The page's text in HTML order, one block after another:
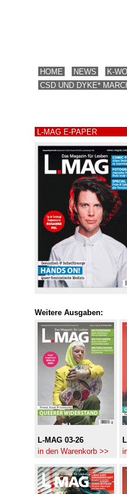
HOME NEWS K-
CSD UND DYKE*
L-MAG E-PAPER
Weitere Ausgaben:
L-MAG 03-26
in den Warenkorb >>